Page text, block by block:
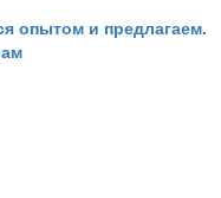
опытом и предлагаем.